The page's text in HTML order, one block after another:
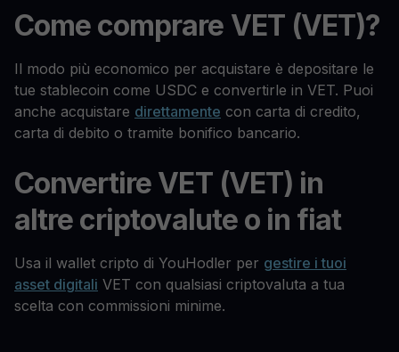
Come comprare VET (VET)?
Il modo più economico per acquistare è depositare le
tue stablecoin come USDC e convertirle in VET. Puoi
anche acquistare direttamente con carta di credito,
carta di debito o tramite bonifico bancario.
Convertire VET (VET) in
altre criptovalute o in fiat
Usa il wallet cripto di YouHodler per gestire i tuoi
asset digitali VET con qualsiasi criptovaluta a tua
scelta con commissioni minime.